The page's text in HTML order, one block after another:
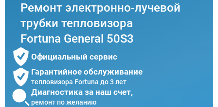
Ремонт электронно-лучевой
трубки тепловизора
Fortuna General 50S3
Официальный сервис
Гарантийное обслуживание
тепловизора Fortuna до 3 лет
Диагностика за наш счет,
ремонт по желанию